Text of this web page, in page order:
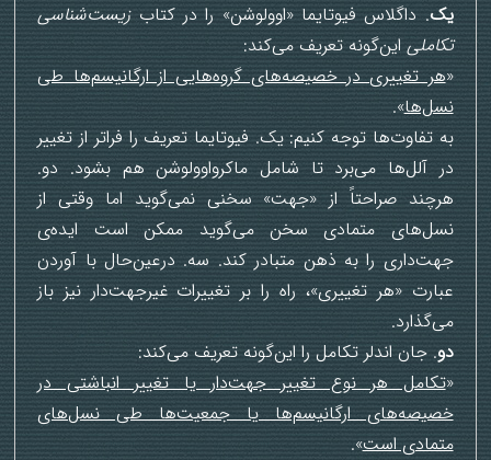
یک. داگلاس فیوتایما «اوولوشن» را در کتابزیست‌شناسی
تکاملی این‌گونه تعریف می‌کند:
«هر تغییری در خصیصه‌های گروه‌هایی از ارگانیسم‌ها طی
نسل‌ها».
به تفاوت‌ها توجه کنیم: یک. فیوتایما تعریف را فراتر از تغییر
در آلل‌ها می‌برد تا شامل ماکرواوولوشن هم بشود. دو.
هرچند صراحتاً از «جهت» سخنی نمی‌گوید اما وقتی از
نسل‌های متمادی سخن می‌گوید ممکن است ایده‌ی
جهت‌داری را به ذهن متبادر کند. سه. درعین‌حال با آوردن
عبارت «هر تغییری»، راه را بر تغییرات غیرجهت‌دار نیز باز
می‌گذارد.
دو. جان اندلر تکامل را این‌گونه تعریف می‌کند:
«تکامل هر نوع تغییر جهت‌دار یا تغییر انباشتی در
خصیصه‌های ارگانیسم‌ها یا جمعیت‌ها طی نسل‌های
متمادی است».